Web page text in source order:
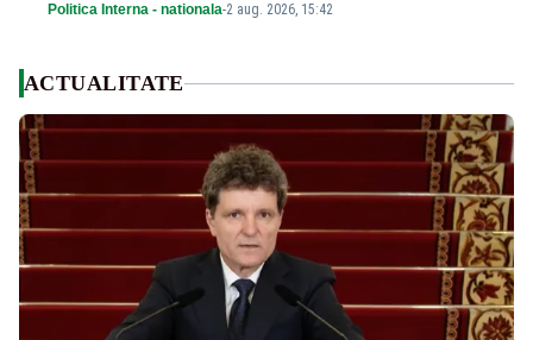
Politica Interna - nationala-2 aug. 2026, 15:42
ACTUALITATE